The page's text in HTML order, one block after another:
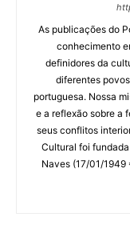
As publicações do
conhecimento
definidores da
diferentes
portuguesa. Nossa
e a reflexão sobre a
seus conflitos
Cultural foi
Naves (17/01/